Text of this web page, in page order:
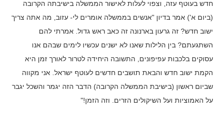
חדש בעוטף עזה, וצפוי לעלות לאישור הממשלה בישיבתה הקרובה
(ביום א') אמר בדיון "אנשים בממשלה אומרים לי- עזוב, מה אתה צריך
ישוב חדש? זה גרעון בארנונה זה כאב ראש גדול. אמרתי להם
השתגעתם? בין הלילות שאנו לא ישנים עכשיו לימים שבהם אנו
עסוקים בלכבות עפיפונים, התשובה היחידה לטרור לאורך זמן היא
הקמת ישוב חדש והבאת תושבים חדשים לעוטף ישראל. אני מקווה
שביום ראשון (בישיבת הממשלה הקרובה) הדבר הזה יגמר והשכל יגבר
על האמוציות ועל השיקולים הזרים. וזה הזמן!"